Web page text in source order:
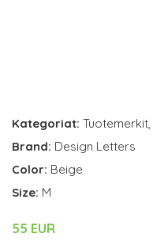
Kategoriat: Tuotemerkit,
Brand: Design Letters
Color: Beige
Size: M
55 EUR